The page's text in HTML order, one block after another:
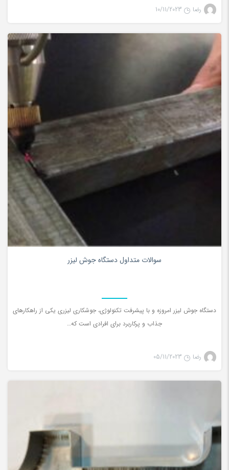
رضا 10/11/2023
سوالات متداول دستگاه جوش لیزر
دستگاه جوش ليزر امروزه و با پيشرفت تكنولوژي، جوشكاري ليزري يكي از راهكارهاي
جذاب و پركاربرد براي افرادي است كه…
رضا 05/11/2023